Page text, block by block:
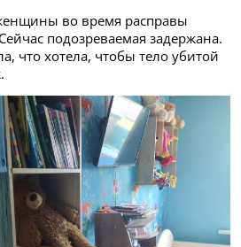
во время расправы
подозреваемая задержана.
что хотела, чтобы тело убитой